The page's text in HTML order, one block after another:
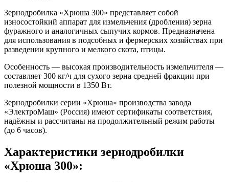
Зернодробилка «Хрюша 300» представляет собой
износостойкий аппарат для измельчения (дробления) зерна
фуражного и аналогичных сыпучих кормов. Предназначена
для использования в подсобных и фермерских хозяйствах при
разведении крупного и мелкого скота, птицы.
Особенность — высокая производительность измельчителя —
составляет 300 кг/ч для сухого зерна средней фракции при
полезной мощности в 1350 Вт.
Зернодробилки серии «Хрюша» производства завода
«ЭлектроМаш» (Россия) имеют сертификаты соответствия,
надёжны и рассчитаны на продолжительный режим работы
(до 6 часов).
Характеристики зернодробилки
«Хрюша 300»: